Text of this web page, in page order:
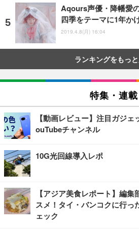
Aqours声優・降幡愛
四季をテーマに1年か
2019.4.8(月) 16:04
ランキングをもっ
特集・連載
【動画レビュー】注目ガジ
ouTubeチャンネル
10G光回線導入レポ
【アジア美食レポート】編
スメ！タイ・バンコクに行っ
ェック